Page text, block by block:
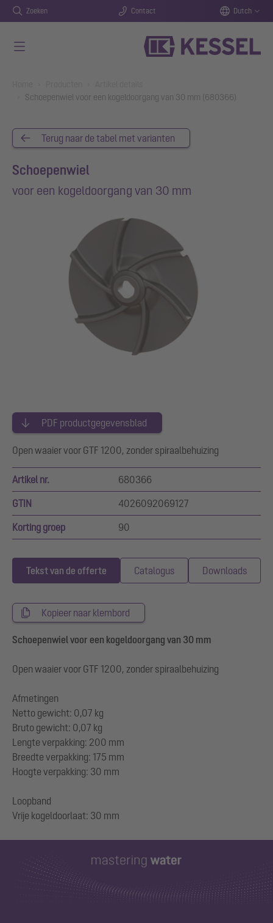
Zoeken Contact Dutch
Schoepenwiel voor een kogeldoorgang van 30 mm (680366)
Terug naar de tabel met varianten
Schoepenwiel
voor een kogeldoorgang van 30 mm
PDF productgegevensblad
Open waaier voor GTF 1200, zonder spiraalbehuizing
Artikel nr. 680366
GTIN 4026092069127
Korting groep 90
Tekst van de offerte Catalogus Downloads
Kopieer naar klembord
Schoepenwiel voor een kogeldoorgang van 30 mm
Open waaier voor GTF 1200, zonder spiraalbehuizing
Afmetingen
Netto gewicht: 0,07 kg
Bruto gewicht: 0,07 kg
Lengte verpakking: 200 mm
Breedte verpakking: 175 mm
Hoogte verpakking: 30 mm
Loopband